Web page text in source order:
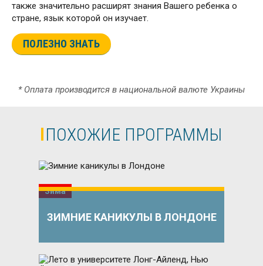
также значительно расширят знания Вашего ребенка о
стране, язык которой он изучает.
ПОЛЕЗНО ЗНАТЬ
* Оплата производится в национальной валюте Украины
ПОХОЖИЕ ПРОГРАММЫ
Зима
ЗИМНИЕ КАНИКУЛЫ В ЛОНДОНЕ